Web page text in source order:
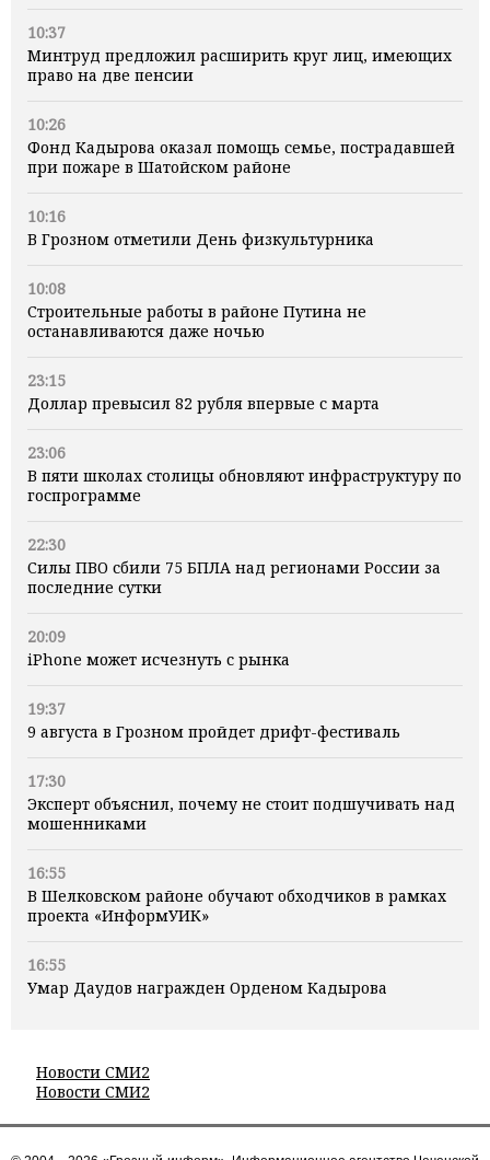
10:37
Минтруд предложил расширить круг лиц, имеющих
право на две пенсии
10:26
Фонд Кадырова оказал помощь семье, пострадавшей
при пожаре в Шатойском районе
10:16
В Грозном отметили День физкультурника
10:08
Строительные работы в районе Путина не
останавливаются даже ночью
23:15
Доллар превысил 82 рубля впервые с марта
23:06
В пяти школах столицы обновляют инфраструктуру по
госпрограмме
22:30
Силы ПВО сбили 75 БПЛА над регионами России за
последние сутки
20:09
iPhone может исчезнуть с рынка
19:37
9 августа в Грозном пройдет дрифт-фестиваль
17:30
Эксперт объяснил, почему не стоит подшучивать над
мошенниками
16:55
В Шелковском районе обучают обходчиков в рамках
проекта «ИнформУИК»
16:55
Умар Даудов награжден Орденом Кадырова
Новости СМИ2
Новости СМИ2